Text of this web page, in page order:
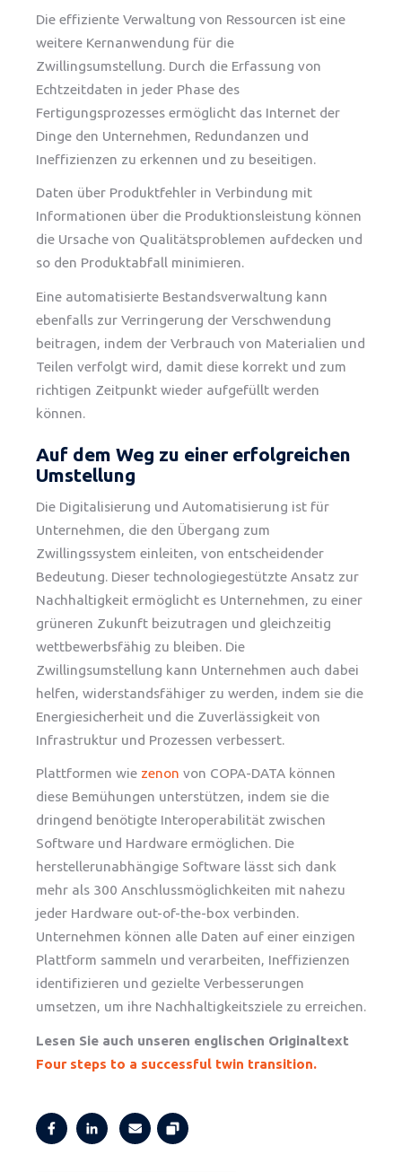
Die effiziente Verwaltung von Ressourcen ist eine
weitere Kernanwendung für die
Zwillingsumstellung. Durch die Erfassung von
Echtzeitdaten in jeder Phase des
Fertigungsprozesses ermöglicht das Internet der
Dinge den Unternehmen, Redundanzen und
Ineffizienzen zu erkennen und zu beseitigen.
Daten über Produktfehler in Verbindung mit
Informationen über die Produktionsleistung können
die Ursache von Qualitätsproblemen aufdecken und
so den Produktabfall minimieren.
Eine automatisierte Bestandsverwaltung kann
ebenfalls zur Verringerung der Verschwendung
beitragen, indem der Verbrauch von Materialien und
Teilen verfolgt wird, damit diese korrekt und zum
richtigen Zeitpunkt wieder aufgefüllt werden
können.
Auf dem Weg zu einer erfolgreichen
Umstellung
Die Digitalisierung und Automatisierung ist für
Unternehmen, die den Übergang zum
Zwillingssystem einleiten, von entscheidender
Bedeutung. Dieser technologiegestützte Ansatz zur
Nachhaltigkeit ermöglicht es Unternehmen, zu einer
grüneren Zukunft beizutragen und gleichzeitig
wettbewerbsfähig zu bleiben. Die
Zwillingsumstellung kann Unternehmen auch dabei
helfen, widerstandsfähiger zu werden, indem sie die
Energiesicherheit und die Zuverlässigkeit von
Infrastruktur und Prozessen verbessert.
Plattformen wie zenon von COPA-DATA können
diese Bemühungen unterstützen, indem sie die
dringend benötigte Interoperabilität zwischen
Software und Hardware ermöglichen. Die
herstellerunabhängige Software lässt sich dank
mehr als 300 Anschlussmöglichkeiten mit nahezu
jeder Hardware out-of-the-box verbinden.
Unternehmen können alle Daten auf einer einzigen
Plattform sammeln und verarbeiten, Ineffizienzen
identifizieren und gezielte Verbesserungen
umsetzen, um ihre Nachhaltigkeitsziele zu erreichen.
Lesen Sie auch unseren englischen Originaltext
Four steps to a successful twin transition.